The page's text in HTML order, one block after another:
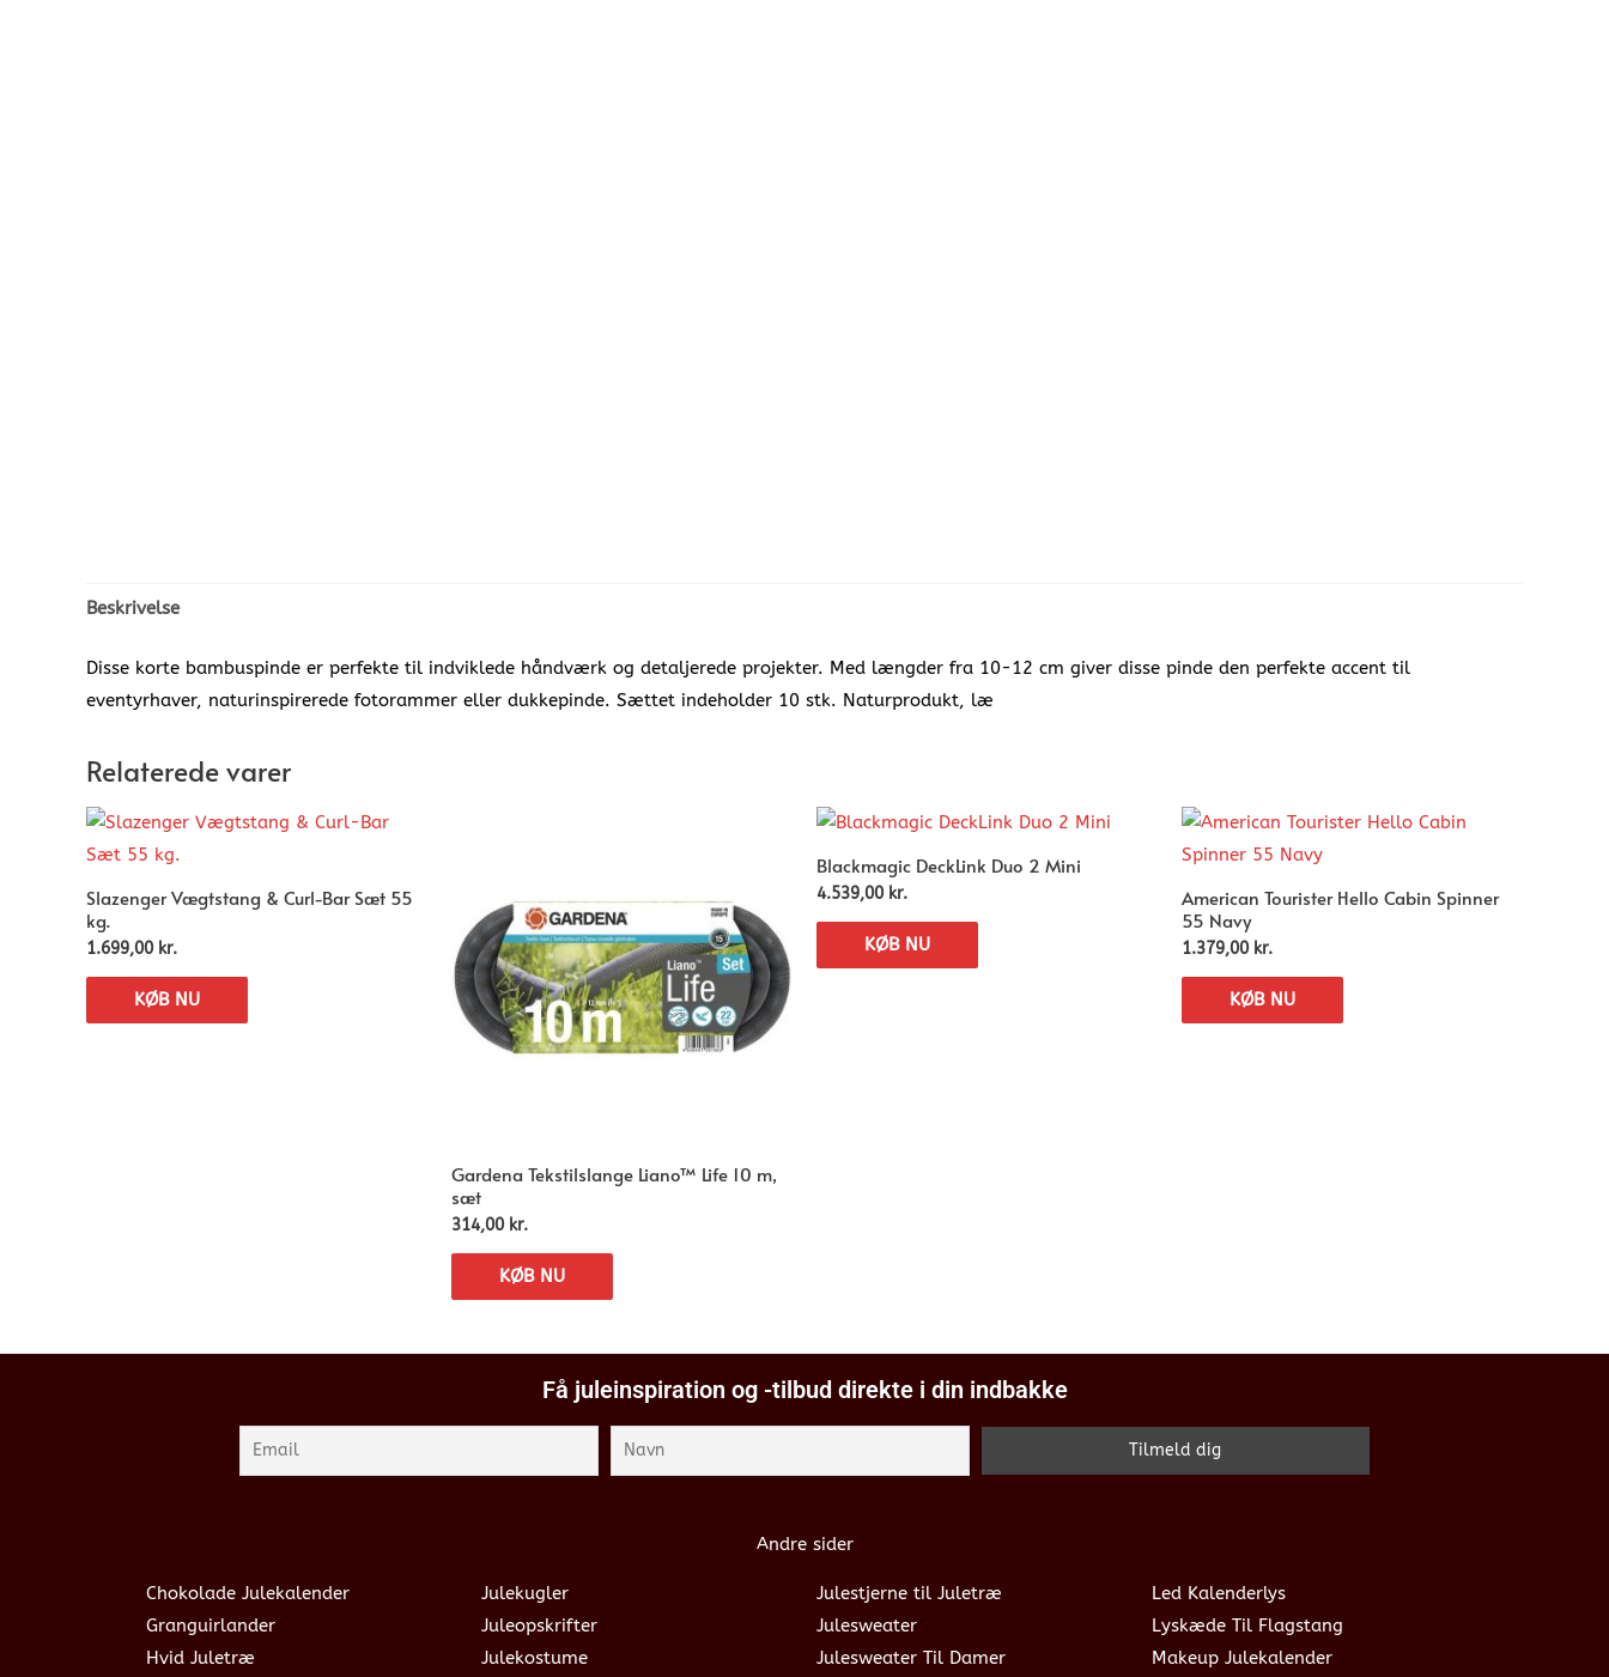
Beskrivelse
Disse korte bambuspinde er perfekte til indviklede håndværk og detaljerede projekter. Med længder fra 10-12 cm giver disse pinde den perfekte accent til
eventyrhaver, naturinspirerede fotorammer eller dukkepinde. Sættet indeholder 10 stk. Naturprodukt, læ
Relaterede varer
Slazenger Vægtstang & Curl-Bar Sæt 55
kg.
1.699,00 kr.
KØB NU
Gardena Tekstilslange Liano™ Life 10 m,
sæt
314,00 kr.
KØB NU
Blackmagic DeckLink Duo 2 Mini
4.539,00 kr.
KØB NU
American Tourister Hello Cabin Spinner
55 Navy
1.379,00 kr.
KØB NU
Få juleinspiration og -tilbud direkte i din indbakke
Andre sider
Chokolade Julekalender
Granguirlander
Hvid Juletræ
Julekugler
Juleopskrifter
Julekostume
Julestjerne til Juletræ
Julesweater
Julesweater Til Damer
Led Kalenderlys
Lyskæde Til Flagstang
Makeup Julekalender